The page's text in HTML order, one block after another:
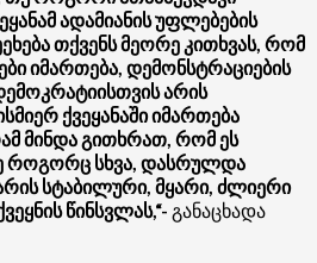
ადამიანის უფლებების
თქვენს მეორე კითხვას, რომ
იმართება, დემონსტრაციების
არის
ქვეყანაში იმართება
მინდა გითხრათ, რომ ეს
როგორც სხვა, დასრულდა
სტაბილური, მყარი, ძლიერი
წინსვლას,“- განაცხადა